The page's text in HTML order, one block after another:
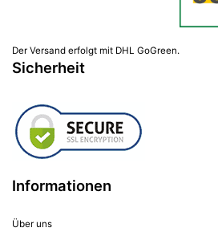
Der Versand erfolgt mit DHL GoGreen.
Sicherheit
Informationen
Über uns